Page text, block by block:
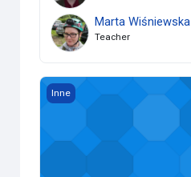
Marta Wiśniewska
Teacher
TI - gr. MK (Artes) 25/26Z
Inne